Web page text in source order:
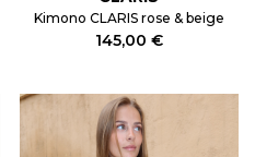
Kimono CLARIS rose & beige
145,00 €